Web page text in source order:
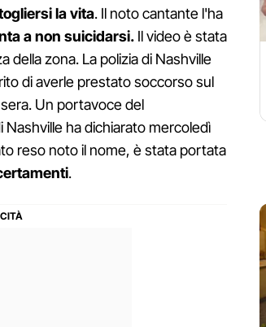
la vita. Il noto cantante l'ha
a non suicidarsi. Il video è stata
della zona. La polizia di Nashville
di averle prestato soccorso sul
Un portavoce del
ha dichiarato mercoledì
reso noto il nome, è stata portata
.